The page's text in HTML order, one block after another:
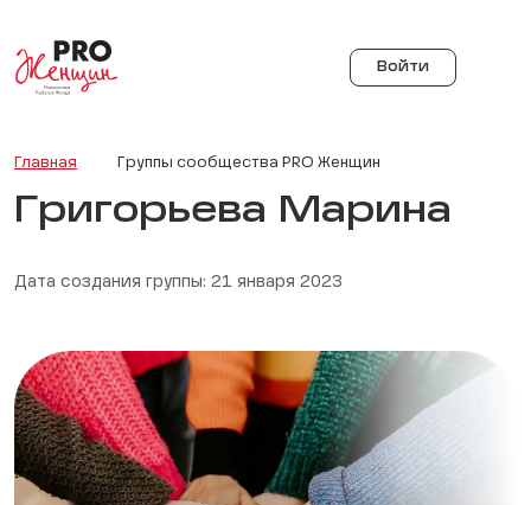
Войти
Главная Группы сообщества PRO Женщин
Григорьева Марина
Дата создания группы: 21 января 2023